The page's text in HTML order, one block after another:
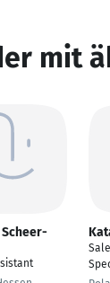
mit
Scheer-